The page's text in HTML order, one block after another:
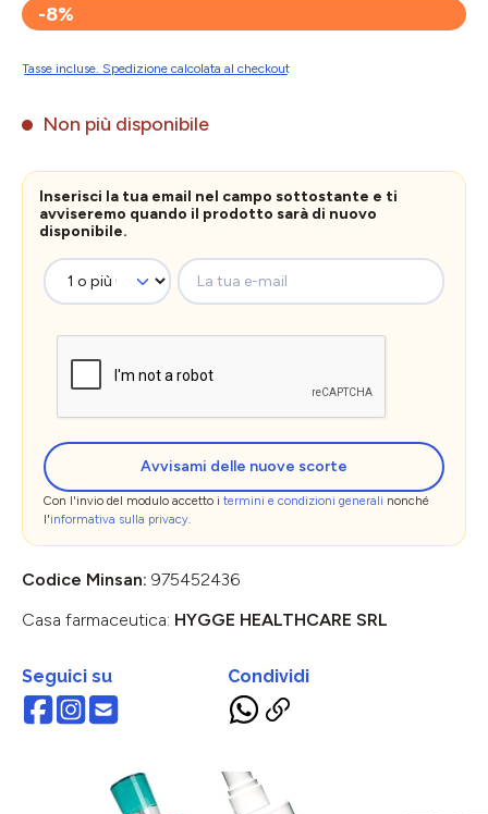
-8%
Tasse incluse. Spedizione calcolata al checkout
Non più disponibile
Inserisci la tua email nel campo sottostante e ti
avviseremo quando il prodotto sarà di nuovo
disponibile.
La tua e-mail
Avvisami delle nuove scorte
Con l'invio del modulo accetto i termini e condizioni generali nonché
l'informativa sulla privacy.
Codice Minsan: 975452436
Casa farmaceutica: HYGGE HEALTHCARE SRL
Seguici su Condividi